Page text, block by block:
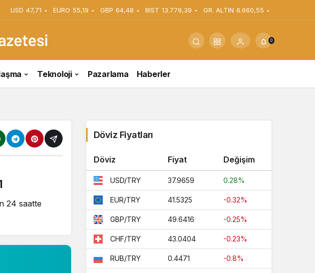
USD 47,71 EURO 55,19 GBP 64,48 BIST 13.779,39 GR. ALTIN 6.660,55
0
Teknoloji Pazarlama Haberler
24 saatte
Döviz Fiyatları
Döviz Fiyat Değişim
USD/TRY 37.9659 0.28%
EUR/TRY 41.5325 -0.32%
GBP/TRY 49.6416 -0.25%
CHF/TRY 43.0404 -0.23%
RUB/TRY 0.4471 -0.8%